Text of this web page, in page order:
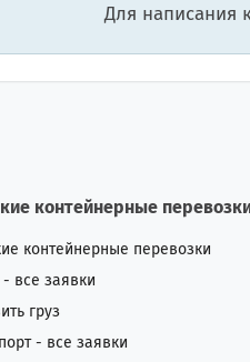
Для написания
контейнерные
контейнерные перевозки
все заявки
груз
- все заявки